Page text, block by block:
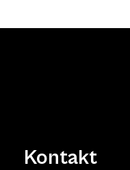
Kontakt